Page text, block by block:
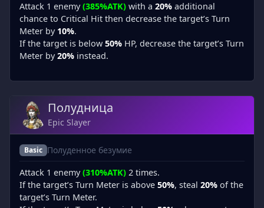
Attack 1 enemy(385%ATK) with a 20% additional
chance to Critical Hit then decrease the target’s Turn
Meter by 10%.
If the target is below 50% HP, decrease the target’s Turn
Meter by20% instead.
Полудница
Epic Slayer
Basic Полуденное безумие
Attack 1 enemy(310%ATK) 2 times.
If the target’s Turn Meter is above 50%, steal 20% of the
target’s Turn Meter.